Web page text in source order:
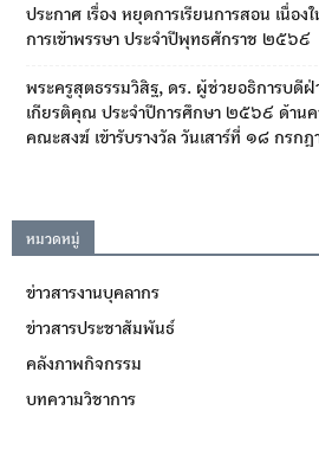
ประกาศ เรื่อง หยุดการเรียนการสอน เนื่อง
การเข้าพรรษา ประจำปีพุทธศักราช ๒๕๖๙
พระครูสุตธรรมวิสิฐ, ดร. ผู้ช่วยอธิการบดีฝ่
เกียรติคุณ ประจำปีการศึกษา ๒๕๖๙ ด้านค
คณะสงฆ์ เข้ารับรางวัล วันเสาร์ที่ ๑๘ กร
หมวดหมู่
ข่าวสารงานบุคลากร
ข่าวสารประชาสัมพันธ์
คลังภาพกิจกรรม
บทความวิชาการ